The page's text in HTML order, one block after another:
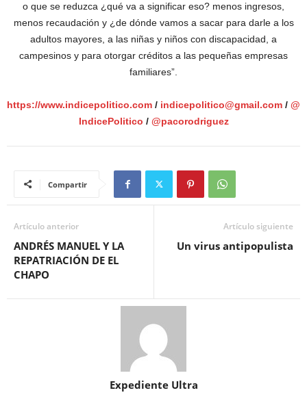
o que se reduzca ¿qué va a significar eso? menos ingresos,
menos recaudación y ¿de dónde vamos a sacar para darle a los
adultos mayores, a las niñas y niños con discapacidad, a
campesinos y para otorgar créditos a las pequeñas empresas
familiares”.
https://www.indicepolitico.com / indicepolitico@gmail.com / @
IndicePolitico / @pacorodriguez
Compartir
Artículo anterior
ANDRÉS MANUEL Y LA
REPATRIACIÓN DE EL
CHAPO
Artículo siguiente
Un virus antipopulista
Expediente Ultra